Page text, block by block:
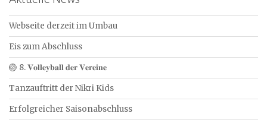
Webseite derzeit im Umbau
Eis zum Abschluss
🏐 8. 𝐕𝐨𝐥𝐥𝐞𝐲𝐛𝐚𝐥𝐥 𝐝𝐞𝐫 𝐕𝐞𝐫𝐞𝐢𝐧𝐞
Tanzauftritt der Nikri Kids
Erfolgreicher Saisonabschluss